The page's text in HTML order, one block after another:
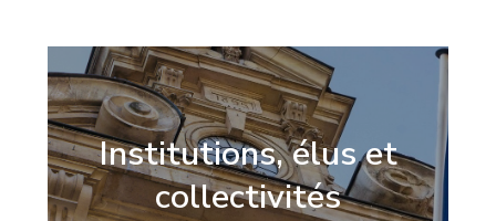
Institutions, élus et
collectivités